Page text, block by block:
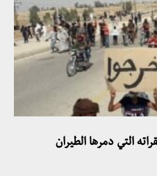
التي دمرها الطيران